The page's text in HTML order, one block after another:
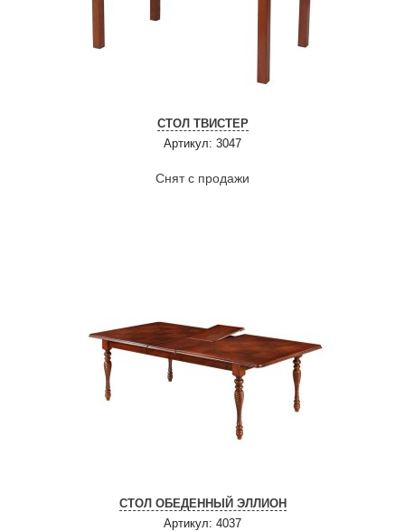
СТОЛ ТВИСТЕР
Артикул: 3047
Снят с продажи
СТОЛ ОБЕДЕННЫЙ ЭЛЛИОН
Артикул: 4037